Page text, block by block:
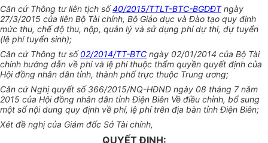
Căn cứ Thông tư liên tịch số40/2015/TTLT-BTC-BGDĐTngày
27/3/2015 của liên Bộ Tài chính, Bộ Giáo dục và Đào tạo quy định
mức thu, chế độ thu, nộp, quản lý và sử dụng phí dự thi, dự tuyển
(lệ phí tuyển sinh);
Căn cứ Thông tư số02/2014/TT-BTC ngày 02/01/2014 của Bộ Tài
chính hướng dẫn về phí và lệ phí thuộc thẩm quyền quyết định của
Hội đồng nhân dân tỉnh, thành phố trực thuộc Trung ương;
Căn cứ Nghị quyết số 366/2015/NQ-HĐND ngày 08 tháng 7 năm
2015 của Hội đồng nhân dân tỉnh Điện Biên Về điều chỉnh, bổ sung
một số nội dung quy định về phí, lệ phí trên địa bàn tỉnh Điện Biên;
Xét đề nghị của Giám đốc Sở Tài chính,
QUYẾT ĐỊNH: